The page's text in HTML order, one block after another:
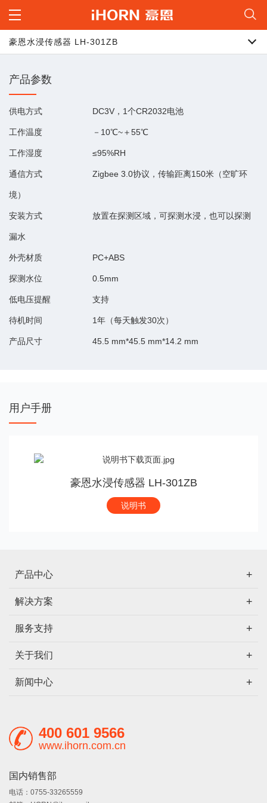
豪恩水浸传感器 LH-301ZB
产品参数
供电方式 DC3V，1个CR2032电池
工作温度 －10℃~＋55℃
工作湿度 ≤95%RH
通信方式 Zigbee 3.0协议，传输距离150米（空旷环
境）
安装方式 放置在探测区域，可探测水浸，也可以探测
漏水
外壳材质 PC+ABS
探测水位 0.5mm
低电压提醒 支持
待机时间 1年（每天触发30次）
产品尺寸 45.5 mm*45.5 mm*14.2 mm
用户手册
豪恩水浸传感器 LH-301ZB
说明书
产品中心
解决方案
服务支持
关于我们
新闻中心
400 601 9566
www.ihorn.com.cn
国内销售部
电话：0755-33265559